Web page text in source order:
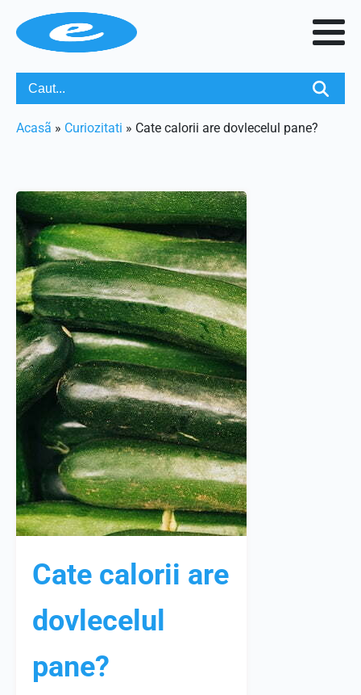
Acasã » Curiozitati » Cate calorii are dovlecelul pane?
Cate calorii are
dovlecelul
pane?